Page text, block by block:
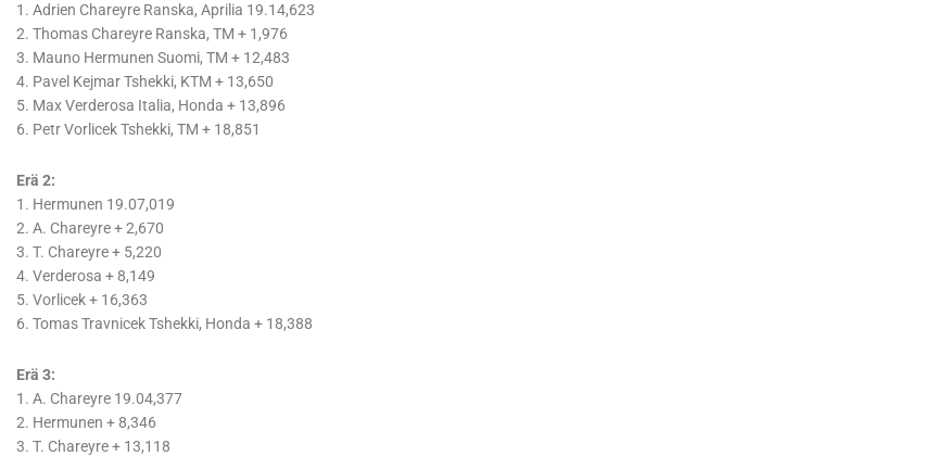
1. Adrien Chareyre Ranska, Aprilia 19.14,623
2. Thomas Chareyre Ranska, TM + 1,976
3. Mauno Hermunen Suomi, TM + 12,483
4. Pavel Kejmar Tshekki, KTM + 13,650
5. Max Verderosa Italia, Honda + 13,896
6. Petr Vorlicek Tshekki, TM + 18,851
Erä 2:
1. Hermunen 19.07,019
2. A. Chareyre + 2,670
3. T. Chareyre + 5,220
4. Verderosa + 8,149
5. Vorlicek + 16,363
6. Tomas Travnicek Tshekki, Honda + 18,388
Erä 3:
1. A. Chareyre 19.04,377
2. Hermunen + 8,346
3. T. Chareyre + 13,118